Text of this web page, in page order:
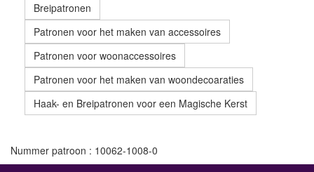
Breipatronen
Patronen voor het maken van accessoires
Patronen voor woonaccessoires
Patronen voor het maken van woondecoaraties
Haak- en Breipatronen voor een Magische Kerst
Nummer patroon : 10062-1008-0